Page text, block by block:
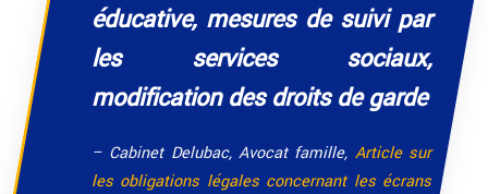
éducative, mesures de suivi par
les services sociaux,
modification des droits de garde
– Cabinet Delubac, Avocat famille, Article sur
les obligations légales concernant les écrans